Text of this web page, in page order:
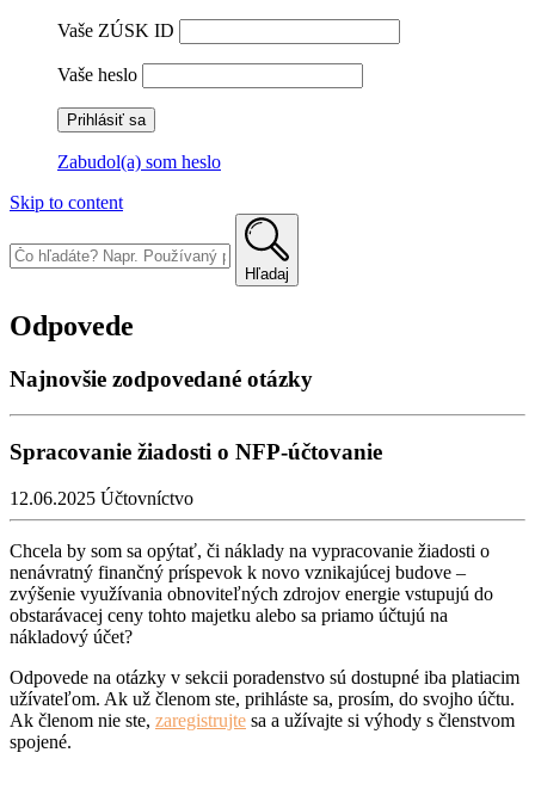
Vaše ZÚSK ID
Vaše heslo
Zabudol(a) som heslo
Skip to content
Hľadaj
Odpovede
Najnovšie zodpovedané otázky
Spracovanie žiadosti o NFP-účtovanie
12.06.2025 Účtovníctvo
Chcela by som sa opýtať, či náklady na vypracovanie žiadosti o
nenávratný finančný príspevok k novo vznikajúcej budove –
zvýšenie využívania obnoviteľných zdrojov energie vstupujú do
obstarávacej ceny tohto majetku alebo sa priamo účtujú na
nákladový účet?
Odpovede na otázky v sekcii poradenstvo sú dostupné iba platiacim
užívateľom. Ak už členom ste, prihláste sa, prosím, do svojho účtu.
Ak členom nie ste, zaregistrujte sa a užívajte si výhody s členstvom
spojené.